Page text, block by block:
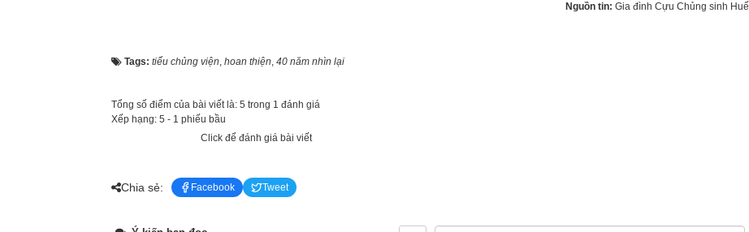
Nguồn tin: Gia đình Cựu Chủng sinh Huế
Tags: tiểu chủng viện, hoan thiện, 40 năm nhìn lại
Tổng số điểm của bài viết là: 5 trong 1 đánh giá
Xếp hạng: 5 - 1 phiếu bầu
Click để đánh giá bài viết
Chia sẻ: Facebook Tweet